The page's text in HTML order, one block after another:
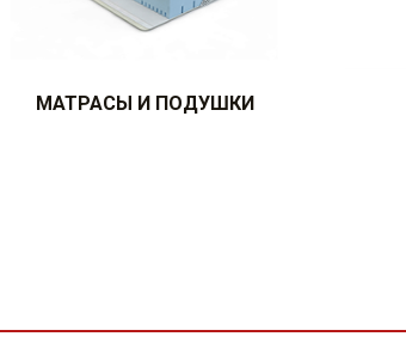
МАТРАСЫ И ПОДУШКИ